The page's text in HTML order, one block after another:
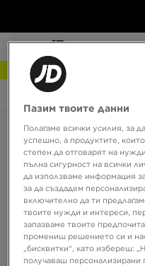
0
Сортирай:Препоръчани
Пазим твоите данни
Полагаме всички усилия, за
успешно, а продуктите,
степен да отговарят на
пълна сигурност на всички
да използваме информация
за да създадем
включително да ти
твоите нужди и интереси,
запазваме твоите
промениш решението си и
„бисквитки“, като избереш:
получаваш